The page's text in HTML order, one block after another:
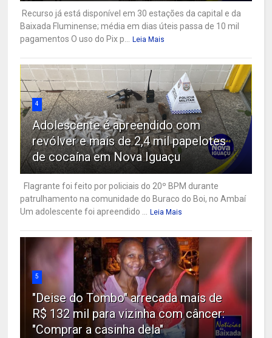
Recurso já está disponível em 30 estações da capital e da
Baixada Fluminense; média em dias úteis passa de 10 mil
pagamentos O uso do Pix p... Leia Mais
4
Adolescente é apreendido com
revólver e mais de 2,4 mil papelotes
de cocaína em Nova Iguaçu
Flagrante foi feito por policiais do 20º BPM durante
patrulhamento na comunidade do Buraco do Boi, no Ambaí
Um adolescente foi apreendido ... Leia Mais
5
"Deise do Tombo" arrecada mais de
R$ 132 mil para vizinha com câncer:
"Comprar a casinha dela"